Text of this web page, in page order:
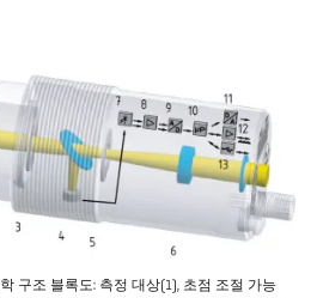
구조 블록도: 측정 대상(1), 초점 조절 가능